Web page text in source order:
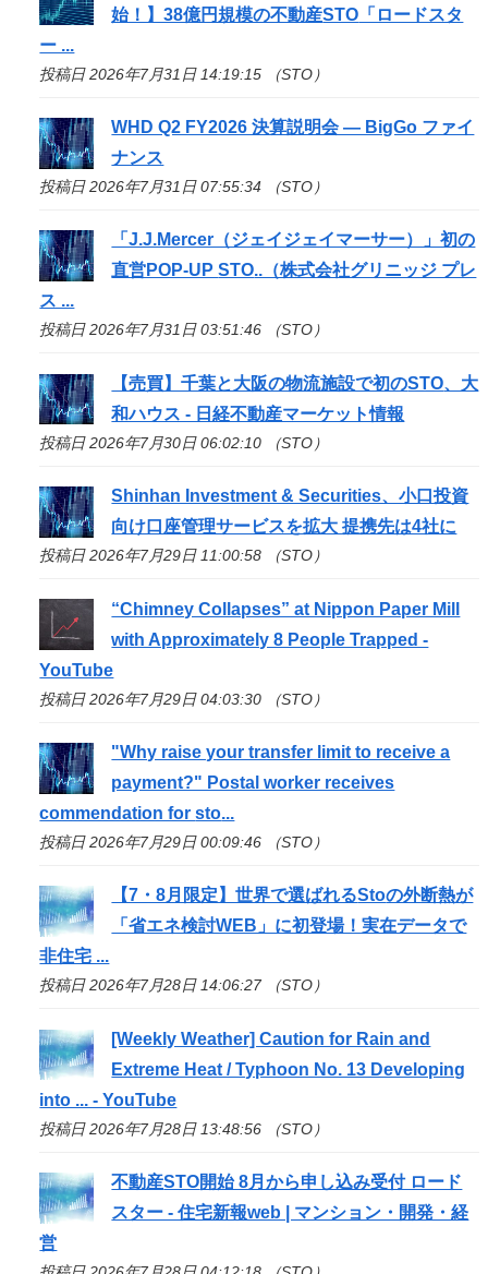
始！】38億円規模の不動産STO 「ロードスタ
ー ...
投稿日 2026年7月31日 14:19:15 （STO）
WHD Q2 FY2026 決算説明会 — BigGo ファイ
ナンス
投稿日 2026年7月31日 07:55:34 （STO）
「J.J.Mercer（ジェイジェイマーサー）」初の
直営POP-UPSTO..（株式会社グリニッジ プレ
ス ...
投稿日 2026年7月31日 03:51:46 （STO）
【売買】千葉と大阪の物流施設で初のSTO、大
和ハウス - 日経不動産マーケット情報
投稿日 2026年7月30日 06:02:10 （STO）
Shinhan Investment & Securities、小口投資
向け口座管理サービスを拡大 提携先は4社に
投稿日 2026年7月29日 11:00:58 （STO）
“Chimney Collapses” at Nippon Paper Mill
with Approximately 8 People Trapped -
YouTube
投稿日 2026年7月29日 04:03:30 （STO）
"Why raise your transfer limit to receive a
payment?" Postal worker receives
commendation forsto...
投稿日 2026年7月29日 00:09:46 （STO）
【7・8月限定】世界で選ばれるStoの外断熱が
「省エネ検討WEB」に初登場！実在データで
非住宅 ...
投稿日 2026年7月28日 14:06:27 （STO）
[Weekly Weather] Caution for Rain and
Extreme Heat / Typhoon No. 13 Developing
into ... - YouTube
投稿日 2026年7月28日 13:48:56 （STO）
不動産STO開始 8月から申し込み受付 ロード
スター - 住宅新報web | マンション・開発・経
営